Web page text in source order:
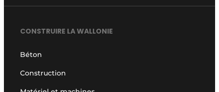
CONSTRUIRE LA WALLONIE
Béton
Construction